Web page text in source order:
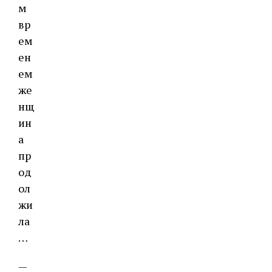
м
вр
ем
ен
ем
же
нщ
ин
а
пр
од
ол
жи
ла
…
—